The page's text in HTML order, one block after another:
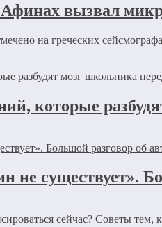
вызвал
на греческих
которые
не существует».